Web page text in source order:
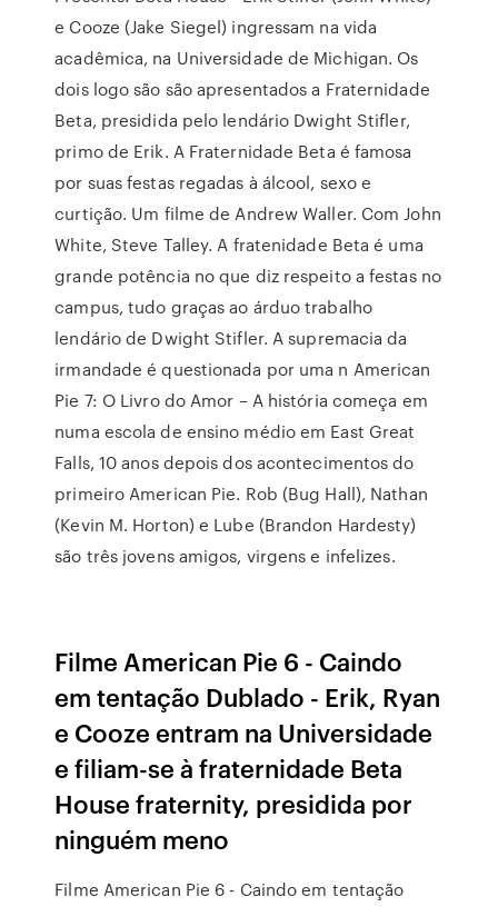
e Cooze (Jake Siegel) ingressam na vida
acadêmica, na Universidade de Michigan. Os
dois logo são são apresentados a Fraternidade
Beta, presidida pelo lendário Dwight Stifler,
primo de Erik. A Fraternidade Beta é famosa
por suas festas regadas à álcool, sexo e
curtição. Um filme de Andrew Waller. Com John
White, Steve Talley. A fratenidade Beta é uma
grande potência no que diz respeito a festas no
campus, tudo graças ao árduo trabalho
lendário de Dwight Stifler. A supremacia da
irmandade é questionada por uma n American
Pie 7: O Livro do Amor – A história começa em
numa escola de ensino médio em East Great
Falls, 10 anos depois dos acontecimentos do
primeiro American Pie. Rob (Bug Hall), Nathan
(Kevin M. Horton) e Lube (Brandon Hardesty)
são três jovens amigos, virgens e infelizes.
Filme American Pie 6 - Caindo
em tentação Dublado - Erik, Ryan
e Cooze entram na Universidade
e filiam-se à fraternidade Beta
House fraternity, presidida por
ninguém meno
Filme American Pie 6 - Caindo em tentação